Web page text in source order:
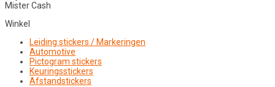
Mister Cash
Winkel
Leiding stickers / Markeringen
Automotive
Pictogram stickers
Keuringsstickers
Afstandstickers